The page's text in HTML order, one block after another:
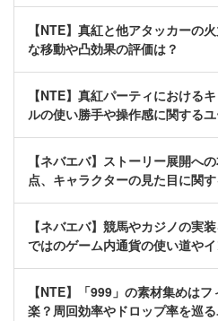
【NTE】真紅と他アタッカーの
な移動や凸効果の評価は？
【NTE】真紅パーティにおける
ルの使い勝手や操作感に関する
【ネバエバ】ストーリー展開へ
点、キャラクターの見た目に関
【ネバエバ】競馬やカジノの実
ではのゲーム内通貨の使い道や
【NTE】「999」の素材集めは
楽？周回効率やドロップ率を巡